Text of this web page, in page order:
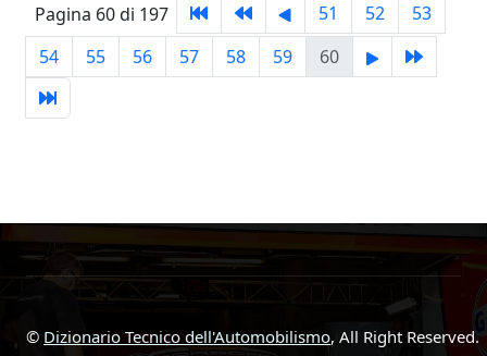
Pagina 60 di 197 51 52
53
54
55 56 57 58 59 60
© Dizionario Tecnico dell'Automobilismo, All Right Reserved.